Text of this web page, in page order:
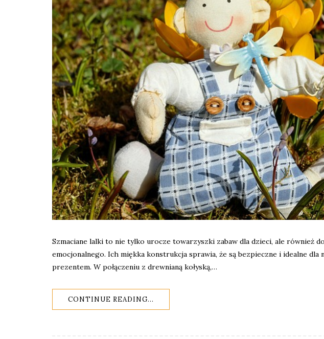
Szmaciane lalki to nie tylko urocze towarzyszki zabaw dla dzieci, ale również
emocjonalnego. Ich miękka konstrukcja sprawia, że są bezpieczne i idealne dla
prezentem. W połączeniu z drewnianą kołyską,…
CONTINUE READING...